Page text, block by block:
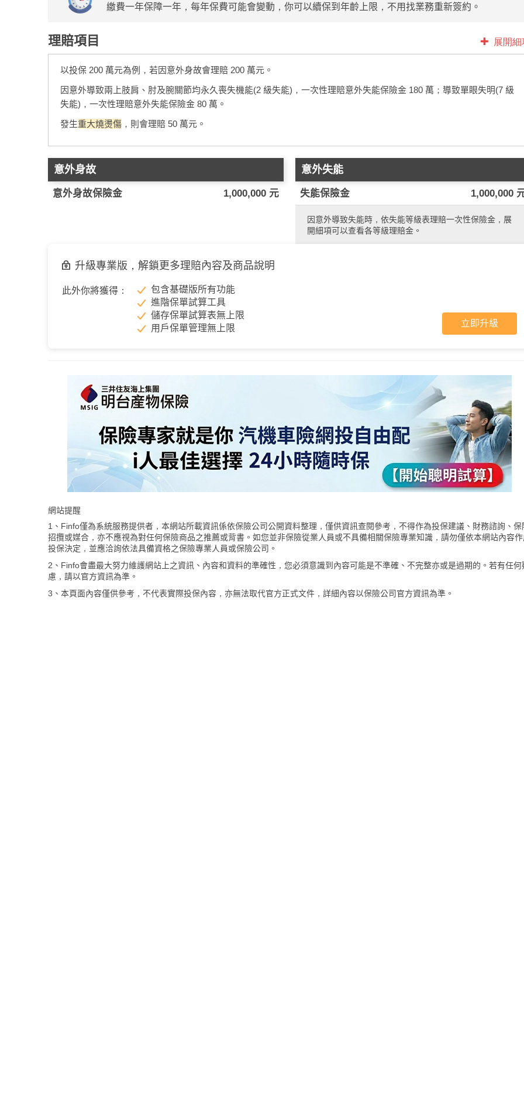
繳費一年保障一年，每年保費可能會變動，你可以續保到年齡上限，不用找業務重新簽約。
理賠項目 展開細
以投保 200 萬元為例，若因意外身故會理賠 200 萬元。
因意外導致兩上肢肩、肘及腕關節均永久喪失機能(2 級失能)，一次性理賠意外失能保險金 180 萬；導致單眼失明(7 級
失能)，一次性理賠意外失能保險金 80 萬。
發生重大燒燙傷 ，則會理賠 50 萬元。
意外身故
意外身故保險金 1,000,000 元
意外失能
失能保險金 1,000,000
因意外導致失能時，依失能等級表理賠一次性保險金，展
開細項可以查看各等級理賠金。
升級專業版，解鎖更多理賠內容及商品說明
此外你將獲得：
包含基礎版所有功能
進階保單試算工具
儲存保單試算表無上限
用戶保單管理無上限
立即升級
網站提醒
1、Finfo僅為系統服務提供者，本網站所載資訊係依保險公司公開資料整理，僅供資訊查閱參考，不得作為投保建議、財務諮詢、保
招攬或媒合，亦不應視為對任何保險商品之推薦或背書。如您並非保險從業人員或不具備相關保險專業知識，請勿僅依本網站內容
投保決定，並應洽詢依法具備資格之保險專業人員或保險公司。
2、Finfo會盡最大努力維護網站上之資訊、內容和資料的準確性，您必須意識到內容可能是不準確、不完整亦或是過期的。若有任何
慮，請以官方資訊為準。
3、本頁面內容僅供參考，不代表實際投保內容，亦無法取代官方正式文件，詳細內容以保險公司官方資訊為準。